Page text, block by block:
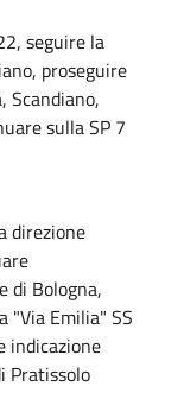
seguire la
proseguire
Scandiano,
sulla SP 7
direzione
di Bologna,
"Via Emilia" SS
indicazione
Pratissolo